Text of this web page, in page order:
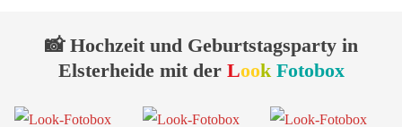
📸 Hochzeit und Geburtstagsparty in
Elsterheide mit der Look Fotobox